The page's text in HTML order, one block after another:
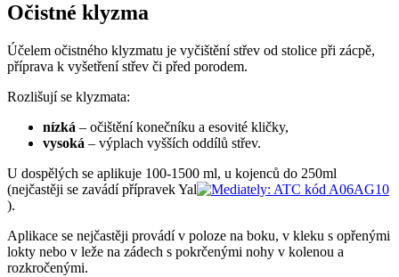
Očistné klyzma
Účelem očistného klyzmatu je vyčištění střev od stolice při zácpě,
příprava k vyšetření střev či před porodem.
Rozlišují se klyzmata:
nízká – očištění konečníku a esovité kličky,
vysoká – výplach vyšších oddílů střev.
U dospělých se aplikuje 100-1500 ml, u kojenců do 250ml
(nejčastěji se zavádí přípravek Yal
).
Aplikace se nejčastěji provádí v poloze na boku, v kleku s opřenými
lokty nebo v leže na zádech s pokrčenými nohy v kolenou a
rozkročenými.